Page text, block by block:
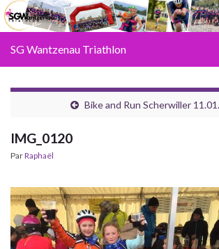
SG Wantzenau Triathlon
Bike and Run Scherwiller
IMG_0120
ParRaphaël